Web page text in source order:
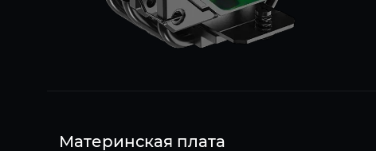
Материнская плата